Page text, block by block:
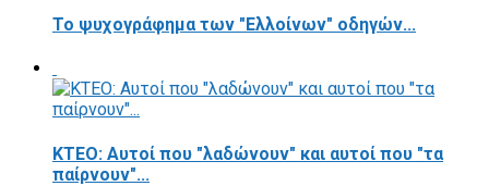
Το ψυχογράφημα των "Ελλοίνων" οδηγών...
ΚΤΕΟ: Αυτοί που "λαδώνουν" και αυτοί που "τα
παίρνουν"...